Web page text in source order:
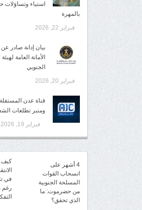
استياء
بالمهرة
فبراير 22, 2026
بيان إدانة صادر عن
الأمانة العامة
الجنوبي
فبراير 20, 2026
قناة عدن
ومنبر تطلعات
فبراير 19, 2026
4 أشهر على
انسحاب القوات
المسلحة الجنوبية
من حضرموت: ما
الذي تحقق؟
كيف
في
رغم